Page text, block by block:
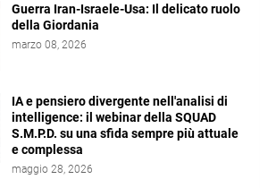
Guerra Iran-Israele-Usa: Il delicato ruolo
della Giordania
marzo 08, 2026
IA e pensiero divergente nell'analisi di
intelligence: il webinar della SQUAD
S.M.P.D. su una sfida sempre più attuale
e complessa
maggio 28, 2026